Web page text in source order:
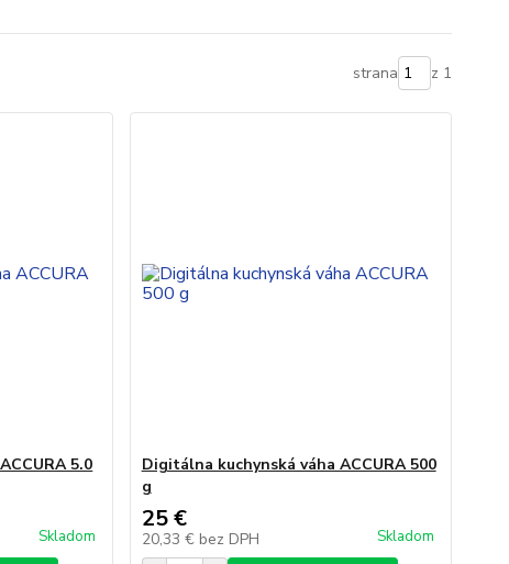
strana z 1
5.0
Skladom
Digitálna kuchynská váha ACCURA 500
g
25 €
20,33 € bez DPH Skladom